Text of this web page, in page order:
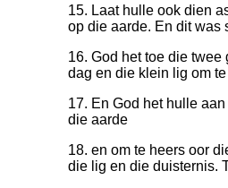
15. Laat hulle ook dien
op die aarde. En dit was
16. God het toe die
dag en die klein lig om
17. En God het hulle
die aarde
18. en om te heers oor
die lig en die duisternis.